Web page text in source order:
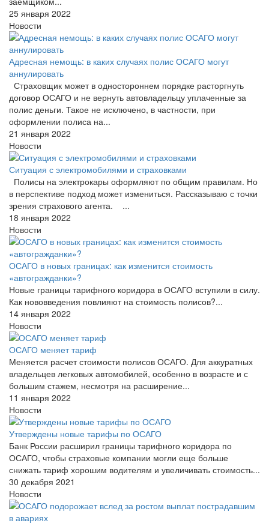
25 января 2022
Новости
Адресная немощь: в каких случаях полис ОСАГО могут
аннулировать
Страховщик может в одностороннем порядке расторгнуть
договор ОСАГО и не вернуть автовладельцу уплаченные за
полис деньги. Такое не исключено, в частности, при
оформлении полиса на...
21 января 2022
Новости
Ситуация с электромобилями и страховками
Полисы на электрокары оформляют по общим правилам. Но
в перспективе подход может измениться. Рассказываю с точки
зрения страхового агента. ...
18 января 2022
Новости
ОСАГО в новых границах: как изменится стоимость
«автогражданки»?
Новые границы тарифного коридора в ОСАГО вступили в силу.
Как нововведения повлияют на стоимость полисов?...
14 января 2022
Новости
ОСАГО меняет тариф
Меняется расчет стоимости полисов ОСАГО. Для аккуратных
владельцев легковых автомобилей, особенно в возрасте и с
большим стажем, несмотря на расширение...
11 января 2022
Новости
Утверждены новые тарифы по ОСАГО
Банк России расширил границы тарифного коридора по
ОСАГО, чтобы страховые компании могли еще больше
снижать тариф хорошим водителям и увеличивать стоимость...
30 декабря 2021
Новости